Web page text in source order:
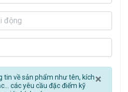
×
tin về sản phẩm như tên, kích
các yêu cầu đặc điểm kỹ